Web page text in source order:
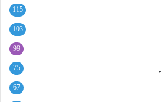
115
103
99
75
67